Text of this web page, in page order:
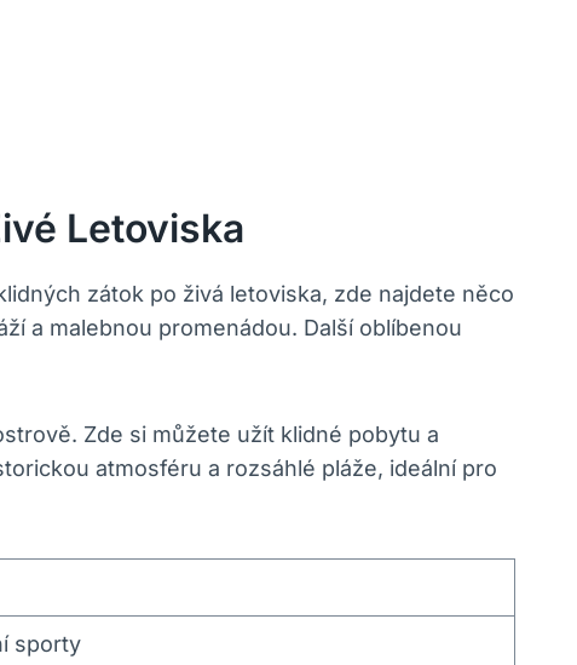
Letoviska
zátok po živá letoviska, zde najdete něco
a malebnou promenádou. Další oblíbenou
Zde si můžete užít klidné pobytu a
atmosféru a rozsáhlé pláže, ideální pro
sporty